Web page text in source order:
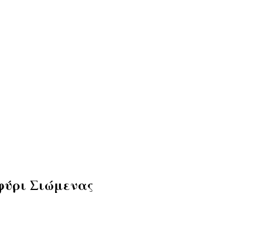
Σιώμενας